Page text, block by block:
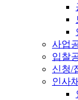
사업
입찰
신청/
인사